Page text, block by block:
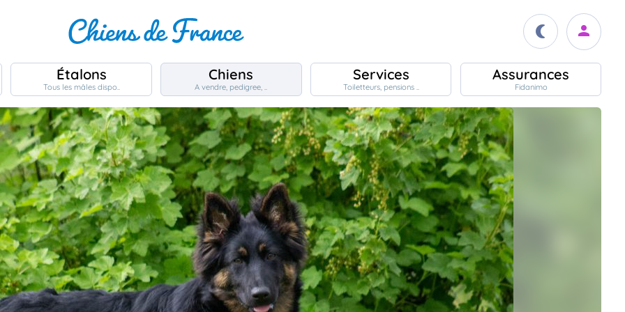
Étalons
Tous les mâles dispo..
Chiens
A vendre, pedigree, ..
Services
Toiletteurs, pensions ..
Assurances
Fidanimo